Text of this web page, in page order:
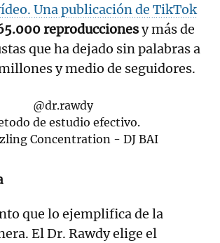
Una publicación de TikTok
reproduccionesy más de
que ha dejado sin palabras a
y medio de seguidores.
@dr.rawdy
de estudio efectivo.
Concentration - DJ BAI
que lo ejemplifica de la
El Dr. Rawdy elige el